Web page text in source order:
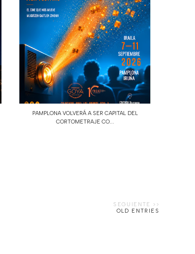
PAMPLONA VOLVERÁ A SER CAPITAL DEL
CORTOMETRAJE CO...
OLD ENTRIES